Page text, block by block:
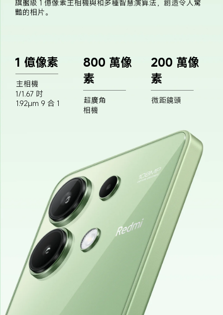
旗艦級 1 億像素主相機與和多種智慧演算法，創造令人驚
豔的相片。
1 億像素
主相機
1/1.67 吋
1.92μm 9 合 1
800 萬像
素
超廣角
相機
200 萬像
素
微距鏡頭